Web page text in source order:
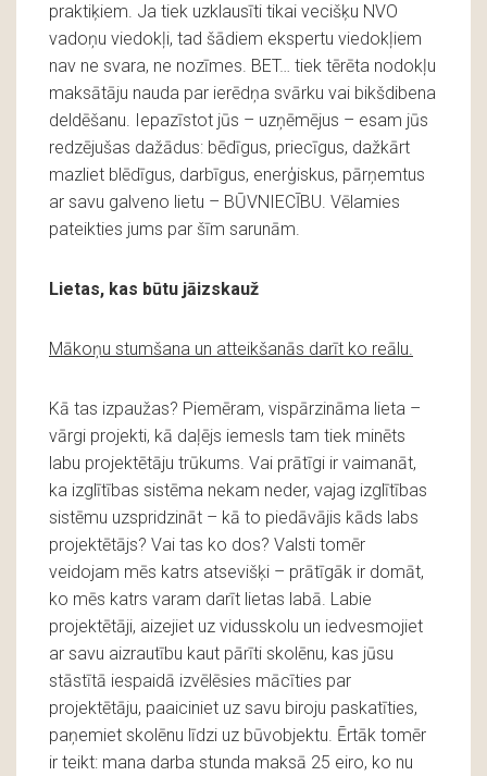
praktiķiem. Ja tiek uzklausīti tikai vecišķu NVO
vadoņu viedokļi, tad šādiem ekspertu viedokļiem
nav ne svara, ne nozīmes. BET… tiek tērēta nodokļu
maksātāju nauda par ierēdņa svārku vai bikšdibena
deldēšanu. Iepazīstot jūs – uzņēmējus – esam jūs
redzējušas dažādus: bēdīgus, priecīgus, dažkārt
mazliet blēdīgus, darbīgus, enerģiskus, pārņemtus
ar savu galveno lietu – BŪVNIECĪBU. Vēlamies
pateikties jums par šīm sarunām.
Lietas, kas būtu jāizskauž
Mākoņu stumšana un atteikšanās darīt ko reālu.
Kā tas izpaužas? Piemēram, vispārzināma lieta –
vārgi projekti, kā daļējs iemesls tam tiek minēts
labu projektētāju trūkums. Vai prātīgi ir vaimanāt,
ka izglītības sistēma nekam neder, vajag izglītības
sistēmu uzspridzināt – kā to piedāvājis kāds labs
projektētājs? Vai tas ko dos? Valsti tomēr
veidojam mēs katrs atsevišķi – prātīgāk ir domāt,
ko mēs katrs varam darīt lietas labā. Labie
projektētāji, aizejiet uz vidusskolu un iedvesmojiet
ar savu aizrautību kaut pārīti skolēnu, kas jūsu
stāstītā iespaidā izvēlēsies mācīties par
projektētāju, paaiciniet uz savu biroju paskatīties,
paņemiet skolēnu līdzi uz būvobjektu. Ērtāk tomēr
ir teikt: mana darba stunda maksā 25 eiro, ko nu